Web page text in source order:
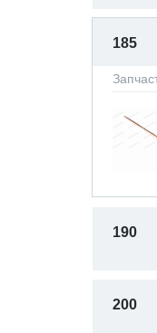
185
190
200